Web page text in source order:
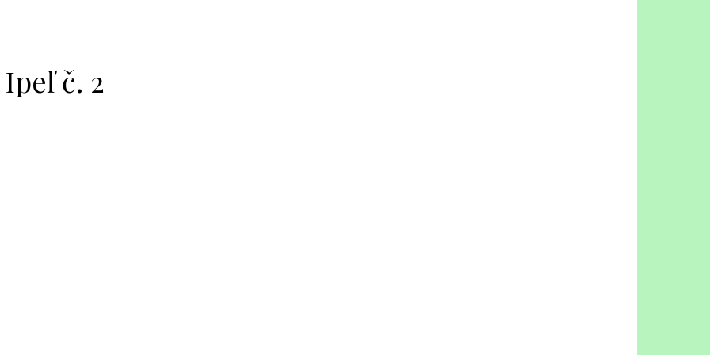
č. 2